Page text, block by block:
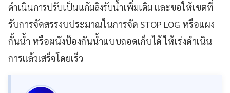
ดำเนินการปรับเป็นแก้มลิงรับน้ำเพิ่มเติม และขอให้เขตที่
รับการจัดสรรงบประมาณในการจัด STOP LOG หรือแผง
กั้นน้ำ หรือผนังป้องกันน้ำแบบถอดเก็บได้ ให้เร่งดำเนิน
การแล้วเสร็จโดยเร็ว